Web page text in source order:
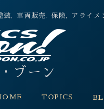
, 車両販売, 保険, アライメ
ブーン
TOPICS